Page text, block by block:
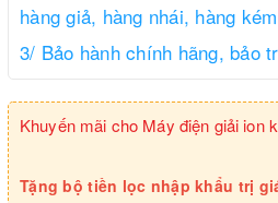
hàng giả, hàng nhái, hàng
3/ Bảo hành chính hãng, bảo
Khuyến mãi cho Máy điện giải ion
Tặng bộ tiền lọc nhập khẩu trị